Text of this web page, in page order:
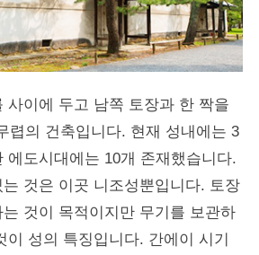
사이에 두고 남쪽 토장과 한 짝을
렵의 건축입니다. 현재 성내에는 3
에도시대에는 10개 존재했습니다.
것은 이곳 니조성뿐입니다. 토장
것이 목적이지만 무기를 보관하
이 성의 특징입니다. 간에이 시기